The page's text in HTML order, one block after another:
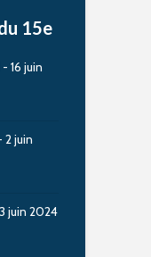
15e
16 juin
2 juin
juin 2024